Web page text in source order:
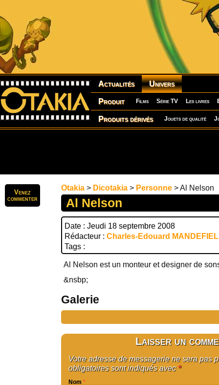
Actualités Univers
Produit Films Série TV Les livres
Produits dérivés Jouets de qualité
Venez
commenter
Otakia > Dicotakia > Personne > Al Nelson
Al Nelson
Date : Jeudi 18 septembre 2008
Rédacteur : Charles-Edouard
Tags :
Al Nelson est un monteur et designer de
&nsbp;
Galerie
Laisser un
Votre adresse de messagerie ne sera pas
obligatoires sont indiqués avec *
Nom *